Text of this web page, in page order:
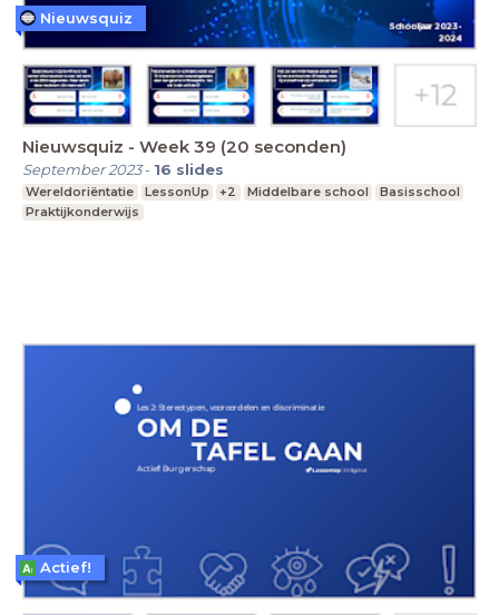
Nieuwsquiz - Week 39 (20 seconden)
September 2023- 16 slides
Wereldoriëntatie LessonUp +2 Middelbare school
Basisschool
Praktijkonderwijs
Nieuwsquiz
Actief!